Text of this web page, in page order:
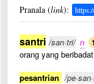
Pranala (link):
santri /san·tri/ n
orang yang
pesantrian /